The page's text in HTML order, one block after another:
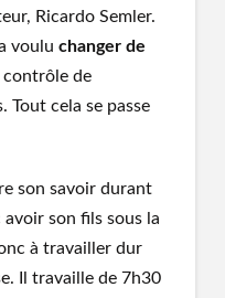
Ricardo Semler.
voulu changer de
contrôle de
Tout cela se passe
son savoir durant
son fils sous la
à travailler dur
Il travaille de 7h30